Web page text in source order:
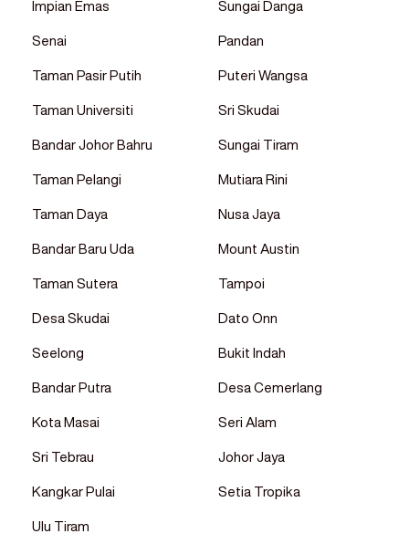
Impian Emas Sungai Danga
Senai Pandan
Taman Pasir Putih Puteri Wangsa
Taman Universiti Sri Skudai
Bandar Johor Bahru Sungai Tiram
Taman Pelangi Mutiara Rini
Taman Daya Nusa Jaya
Bandar Baru Uda Mount Austin
Taman Sutera Tampoi
Desa Skudai Dato Onn
Seelong Bukit Indah
Bandar Putra Desa Cemerlang
Kota Masai Seri Alam
Sri Tebrau Johor Jaya
Kangkar Pulai Setia Tropika
Ulu Tiram